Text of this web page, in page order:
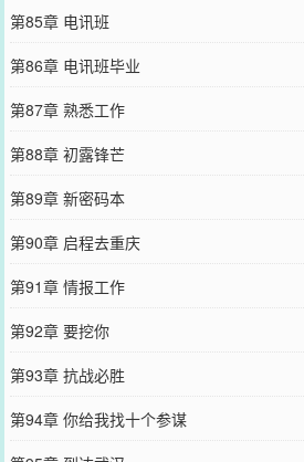
第85章 电讯班
第86章 电讯班毕业
第87章 熟悉工作
第88章 初露锋芒
第89章 新密码本
第90章 启程去重庆
第91章 情报工作
第92章 要挖你
第93章 抗战必胜
第94章 你给我找十个参谋